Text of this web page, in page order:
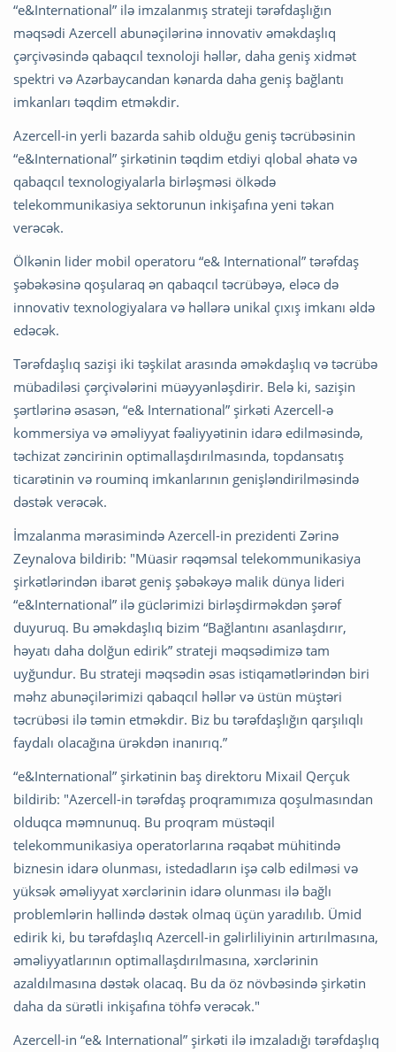
“e&International” ilə imzalanmış strateji tərəfdaşlığın
məqsədi Azercell abunəçilərinə innovativ əməkdaşlıq
çərçivəsində qabaqcıl texnoloji həllər, daha geniş xidmət
spektri və Azərbaycandan kənarda daha geniş bağlantı
imkanları təqdim etməkdir.
Azercell-in yerli bazarda sahib olduğu geniş təcrübəsinin
“e&International” şirkətinin təqdim etdiyi qlobal əhatə və
qabaqcıl texnologiyalarla birləşməsi ölkədə
telekommunikasiya sektorunun inkişafına yeni təkan
verəcək.
Ölkənin lider mobil operatoru “e& International” tərəfdaş
şəbəkəsinə qoşularaq ən qabaqcıl təcrübəyə, eləcə də
innovativ texnologiyalara və həllərə unikal çıxış imkanı əldə
edəcək.
Tərəfdaşlıq sazişi iki təşkilat arasında əməkdaşlıq və təcrübə
mübadiləsi çərçivələrini müəyyənləşdirir. Belə ki, sazişin
şərtlərinə əsasən, “e& International” şirkəti Azercell-ə
kommersiya və əməliyyat fəaliyyətinin idarə edilməsində,
təchizat zəncirinin optimallaşdırılmasında, topdansatış
ticarətinin və rouminq imkanlarının genişləndirilməsində ​​
dəstək verəcək.
İmzalanma mərasimində Azercell-in prezidenti Zərinə
Zeynalova bildirib: "Müasir rəqəmsal telekommunikasiya
şirkətlərindən ibarət geniş şəbəkəyə malik dünya lideri
“e&International” ilə güclərimizi birləşdirməkdən şərəf
duyuruq. Bu əməkdaşlıq bizim “Bağlantını asanlaşdırır,
həyatı daha dolğun edirik” strateji məqsədimizə tam
uyğundur. Bu strateji məqsədin əsas istiqamətlərindən biri
məhz abunəçilərimizi qabaqcıl həllər və üstün müştəri
təcrübəsi ilə təmin etməkdir. Biz bu tərəfdaşlığın qarşılıqlı
faydalı olacağına ürəkdən inanırıq.”
“e&International” şirkətinin baş direktoru Mixail Qerçuk
bildirib: "Azercell-in tərəfdaş proqramımıza qoşulmasından
olduqca məmnunuq. Bu proqram müstəqil
telekommunikasiya operatorlarına rəqabət mühitində
biznesin idarə olunması, istedadların işə cəlb edilməsi və
yüksək əməliyyat xərclərinin idarə olunması ilə bağlı
problemlərin həllində dəstək olmaq üçün yaradılıb. Ümid
edirik ki, bu tərəfdaşlıq Azercell-in gəlirliliyinin artırılmasına,
əməliyyatlarının optimallaşdırılmasına, xərclərinin
azaldılmasına dəstək olacaq. Bu da öz növbəsində şirkətin
daha da sürətli inkişafına töhfə verəcək."
Azercell-in “e& International” şirkəti ilə imzaladığı tərəfdaşlıq